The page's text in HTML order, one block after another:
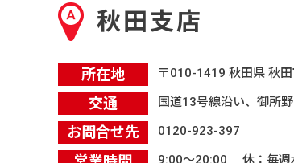
秋田支店
所在地 〒010-1419 秋田県 秋
交通 国道13号線沿い、御所
お問合せ先 0120-923-397
9:00〜20:00 休：毎週